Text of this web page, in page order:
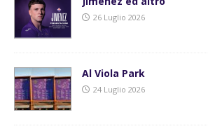
26 Luglio 2026
Al Viola Park
24 Luglio 2026